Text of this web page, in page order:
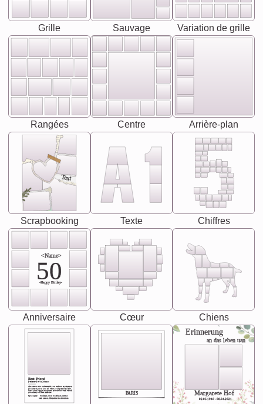
Grille Sauvage Variation de grille
Rangées Centre Arrière-plan
Text
Scrapbooking Texte Chiffres
<Name>
50
-Happy Birday-
Anniversaire Cœur Chiens
Best Friend
[<NAME>] Noun, feminie
Synonyms: Soulmate, closet confidante, sister at
heart person, life partner in adventure.
The person who understands you without explanation
you accepts just as you are. She's your partner in life's,
chaos your biggest supporter, and the one with whom
you share your best memories. PARIS
Erinnerung
an das leben uan
Margarete Hof
02.05.1940 - 08.04.2021